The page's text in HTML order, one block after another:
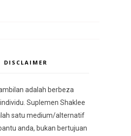
DISCLAIMER
adalah berbeza
Suplemen Shaklee
satu medium/alternatif
anda, bukan bertujuan